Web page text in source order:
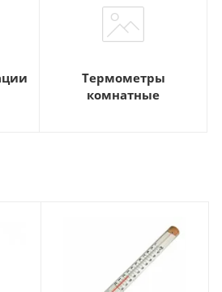
Термометры
комнатные